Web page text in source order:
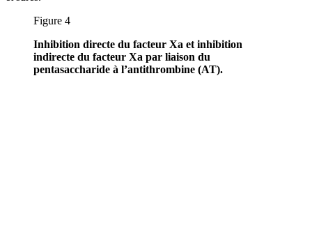
Figure 4
Inhibition directe du facteur Xa et inhibition
indirecte du facteur Xa par liaison du
pentasaccharide à l’antithrombine (AT).